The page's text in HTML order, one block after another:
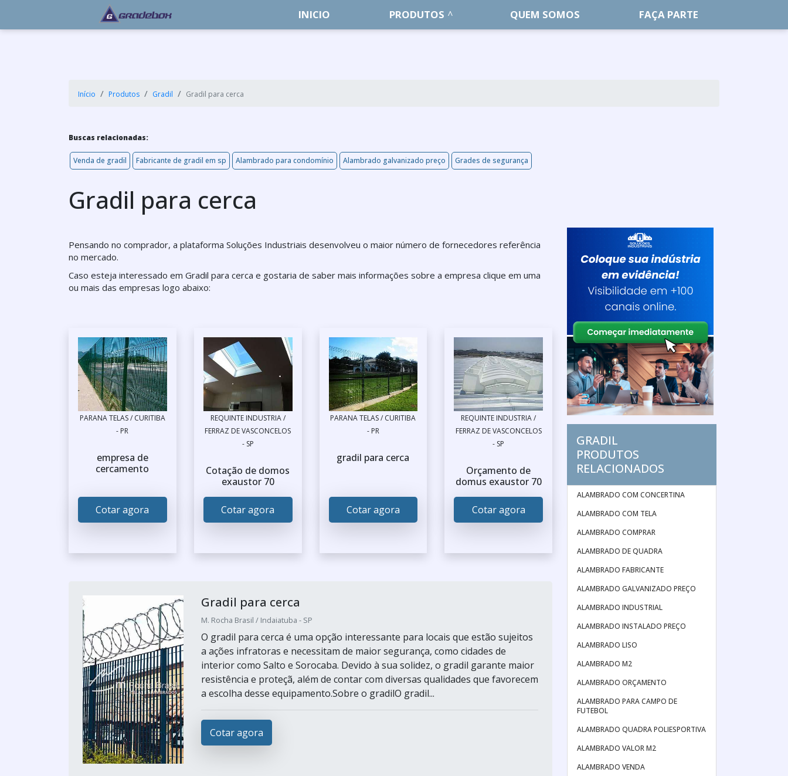
INICIO PRODUTOS QUEM SOMOS FAÇA PARTE
Início Produtos Gradil Gradil para cerca
Buscas relacionadas:
Venda de gradil Fabricante de gradil em sp Alambrado para condomínio Alambrado galvanizado preço Grades de segurança
Gradil para cerca
Pensando no comprador, a plataforma Soluções Industriais desenvolveu o maior número de fornecedores referência
no mercado.
Caso esteja interessado em Gradil para cerca e gostaria de saber mais informações sobre a empresa clique em uma
ou mais das empresas logo abaixo:
PARANA TELAS / CURITIBA
- PR
empresa de
cercamento
Cotar agora
REQUINTE INDUSTRIA /
FERRAZ DE VASCONCELOS
- SP
Cotação de domos
exaustor 70
Cotar agora
PARANA TELAS / CURITIBA
- PR
gradil para cerca
Cotar agora
REQUINTE INDUSTRIA /
FERRAZ DE VASCONCELOS
- SP
Orçamento de
domus exaustor 70
Cotar agora
Gradil para cerca
M. Rocha Brasil / Indaiatuba - SP
O gradil para cerca é uma opção interessante para locais que estão sujeitos
a ações infratoras e necessitam de maior segurança, como cidades de
interior como Salto e Sorocaba. Devido à sua solidez, o gradil garante maior
resistência e proteçã, além de contar com diversas qualidades que favorecem
a escolha desse equipamento.Sobre o gradilO gradil...
Cotar agora
GRADIL
PRODUTOS
RELACIONADOS
ALAMBRADO COM CONCERTINA
ALAMBRADO COM TELA
ALAMBRADO COMPRAR
ALAMBRADO DE QUADRA
ALAMBRADO FABRICANTE
ALAMBRADO GALVANIZADO PREÇO
ALAMBRADO INDUSTRIAL
ALAMBRADO INSTALADO PREÇO
ALAMBRADO LISO
ALAMBRADO M2
ALAMBRADO ORÇAMENTO
ALAMBRADO PARA CAMPO DE
FUTEBOL
ALAMBRADO QUADRA POLIESPORTIVA
ALAMBRADO VALOR M2
ALAMBRADO VENDA